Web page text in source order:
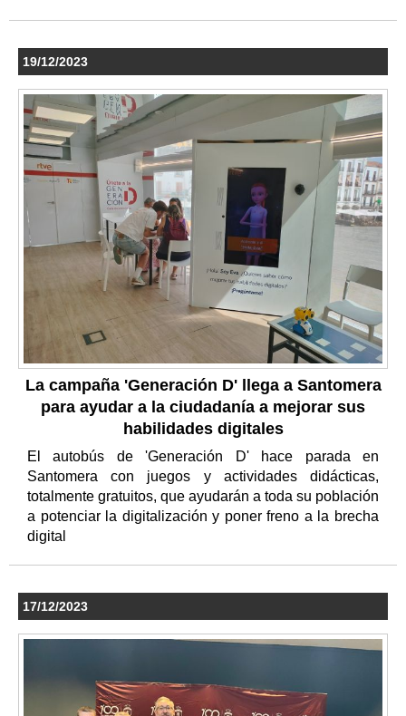
19/12/2023
La campaña 'Generación D' llega a Santomera
para ayudar a la ciudadanía a mejorar sus
habilidades digitales
El autobús de 'Generación D' hace parada en
Santomera con juegos y actividades didácticas,
totalmente gratuitos, que ayudarán a toda su población
a potenciar la digitalización y poner freno a la brecha
digital
17/12/2023